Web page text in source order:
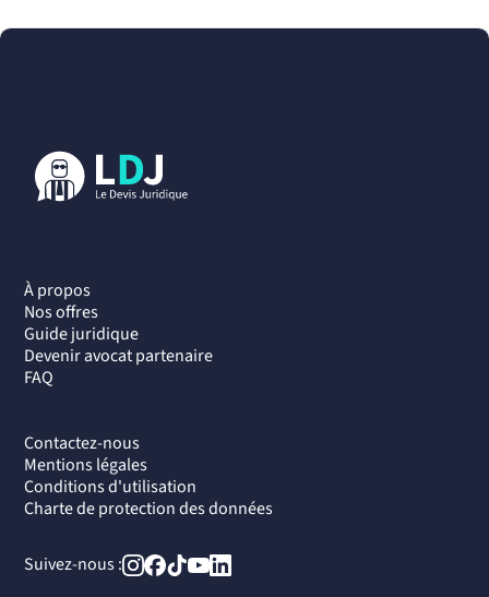
À propos
Nos offres
Guide juridique
Devenir avocat partenaire
FAQ
Contactez-nous
Mentions légales
Conditions d'utilisation
Charte de protection des données
Suivez-nous :